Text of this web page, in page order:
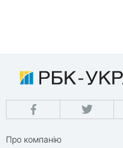
Про компанію